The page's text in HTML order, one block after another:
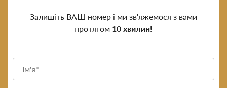
Залишіть ВАШ номер і ми зв'яжемося з вами
протягом 10 хвилин!